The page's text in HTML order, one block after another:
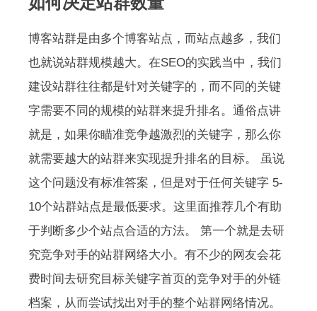
博客站群是由多个博客站点，而站点越多，我们
也就说站群规模越大。在SEO的实践当中，我们
建设站群往往都是针对关键字的，而不同的关键
字需要不同的规模的站群来提升排名。通俗点讲
就是，如果你瞄准竞争越激烈的关键字，那么你
就需要越大的站群来实现提升排名的目标。 虽说
这个问题没有标准答案，但是对于任何关键字 5-
10个站群站点是最低要求。这里面推荐几个有助
于判断多少个站点合适的方法。 第一个就是去研
究竞争对手的站群网络大小。有不少的网友会花
费时间去研究目标关键字首页的竞争对手的外链
档案，从而尝试找出对手的整个站群网络情况。